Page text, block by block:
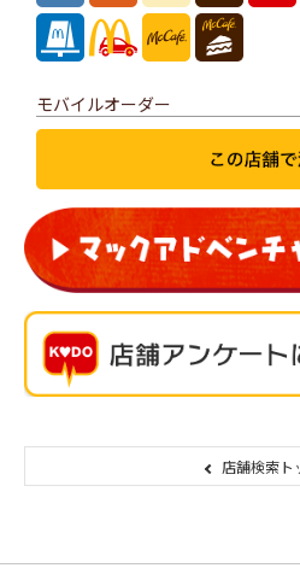
モバイルオーダー
店舗検索ト